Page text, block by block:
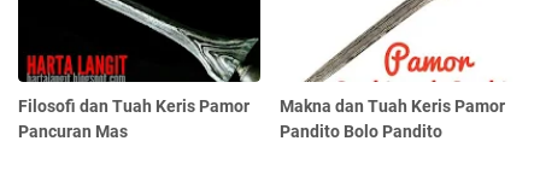
Filosofi dan Tuah Keris Pamor
Pancuran Mas
Makna dan Tuah Keris Pamor
Pandito Bolo Pandito